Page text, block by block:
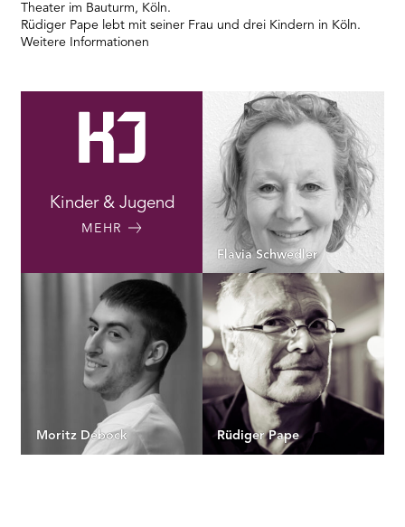
Theater im Bauturm, Köln.
Rüdiger Pape lebt mit seiner Frau und drei Kindern in Köln.
Weitere Informationen
Kinder & Jugend
MEHR
Flavia Schwedler
Moritz Debock Rüdiger Pape